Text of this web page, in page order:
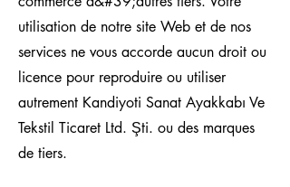
utilisation de notre site Web et de nos
services ne vous accorde aucun droit ou
licence pour reproduire ou utiliser
autrement Kandiyoti Sanat Ayakkabı Ve
Tekstil Ticaret Ltd. Şti. ou des marques
de tiers.